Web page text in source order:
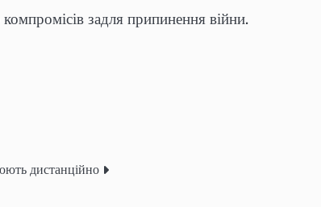
задля припинення війни.
дистанційно